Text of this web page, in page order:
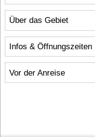
Über das Gebiet
Infos & Öffnungszeiten
Vor der Anreise